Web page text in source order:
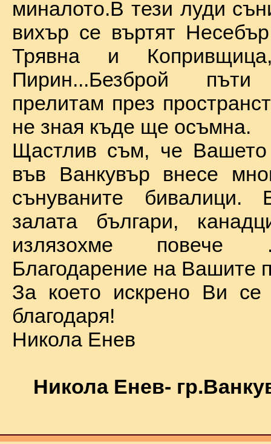
миналото.В тези луди
вихър се въртят
Трявна и
Пирин...Безброй
прелитам през
не зная къде ще осъмна.
Щастлив съм, че Вашето
във Ванкувър внесе
сънуваните бивалици.
залата българи,
излязохме
Благодарение на Вашите
За което искрено Ви се
благодаря!
Никола Енев
Никола Енев-